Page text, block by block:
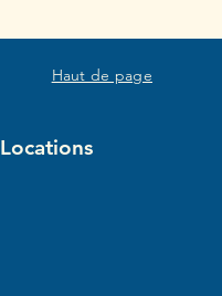
Haut de page
Locations